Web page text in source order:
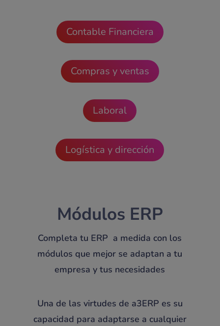
Contable Financiera
Compras y ventas
Laboral
Logística y dirección
Módulos ERP
Completa tu ERP a medida con los
módulos que mejor se adaptan a tu
empresa y tus necesidades
Una de las virtudes de a3ERP es su
capacidad para adaptarse a cualquier